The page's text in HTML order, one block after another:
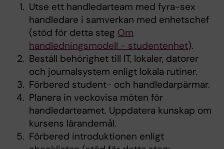
Utse ett handledarteam med fyra-sex
handledare i samverkan med enhetschef
(stöd för detta steg Om
handledningsmodell - studentenhet).
Beställ behörighet till IT, lokaler, datorer
och journalsystem enligt lokala rutiner.
Förbered student- och handledarpärmar.
Planera in veckovisa möten för
handledarteamet. Uppdatera kunskap om
kursens lärandemål.
Förbered introduktionen enligt